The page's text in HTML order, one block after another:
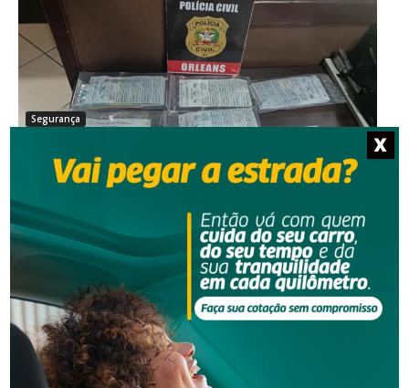
Segurança
Operação da Polícia Civil resulta na prisão de três
pessoas em Orleans
Segurança
X